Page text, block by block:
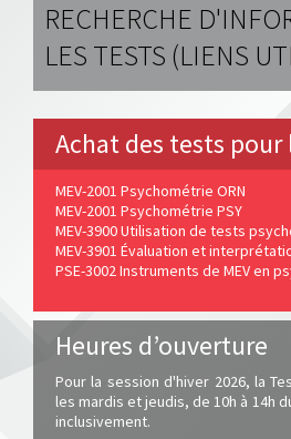
RECHERCHE
LES TESTS (LIENS
Achat des tests pour
MEV-2001 Psychométrie ORN
MEV-2001 Psychométrie PSY
MEV-3900 Utilisation de tests
MEV-3901 Évaluation et
PSE-3002 Instruments de MEV en
Heures d’ouverture
Pour la session d'hiver 2026, la
les mardis et jeudis, de 10h à 14h
inclusivement.